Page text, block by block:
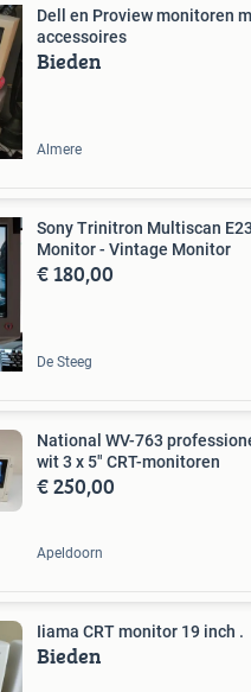
Dell en Proview monitoren
accessoires
Bieden
Almere
Sony Trinitron Multiscan
Monitor - Vintage Monitor
€ 180,00
De Steeg
National WV-763
wit 3 x 5" CRT-monitoren
€ 250,00
Apeldoorn
Iiama CRT monitor 19 inch .
Bieden